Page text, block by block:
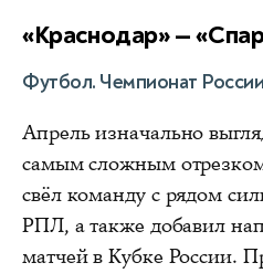
«Краснодар» —
Футбол. Чемпионат
Апрель изначально
самым сложным
свёл команду с рядом
РПЛ, а также добавил
матчей в Кубке России.